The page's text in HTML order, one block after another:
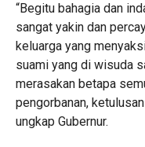
“Begitu bahagia dan
sangat yakin dan
keluarga yang
suami yang di wisuda
merasakan betapa
pengorbanan,
ungkap Gubernur.